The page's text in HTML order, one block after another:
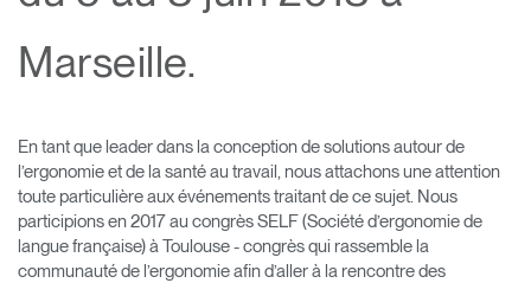
to
Facebook
to
Twitter
to
Linkedin
to
Instagram
to
Humanscale
to
Pinterest
Marseille.
En tant que leader dans la conception de solutions autour de
l’ergonomie et de la santé au travail, nous attachons une attention
toute particulière aux événements traitant de ce sujet. Nous
participions en 2017 au congrès SELF (Société d’ergonomie de
langue française) à Toulouse - congrès qui rassemble la
communauté de l’ergonomie afin d’aller à la rencontre des